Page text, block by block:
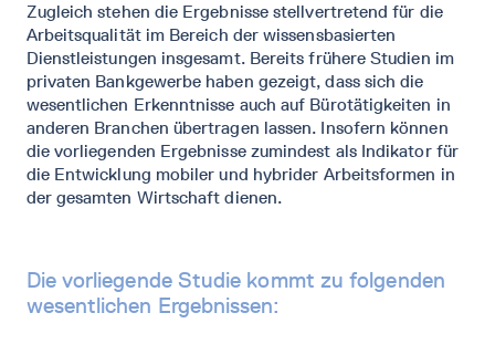
Zugleich stehen die Ergebnisse stellvertretend für die
Arbeitsqualität im Bereich der wissensbasierten
Dienstleistungen insgesamt. Bereits frühere Studien im
privaten Bankgewerbe haben gezeigt, dass sich die
wesentlichen Erkenntnisse auch auf Bürotätigkeiten in
anderen Branchen übertragen lassen. Insofern können
die vorliegenden Ergebnisse zumindest als Indikator für
die Entwicklung mobiler und hybrider Arbeitsformen in
der gesamten Wirtschaft dienen.
Die vorliegende Studie kommt zu folgenden
wesentlichen Ergebnissen: